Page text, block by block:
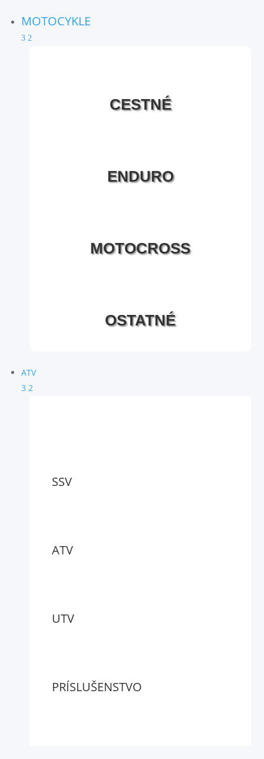
MOTOCYKLE
3 2
CESTNÉ
ENDURO
MOTOCROSS
OSTATNÉ
ATV
3 2
SSV
ATV
UTV
PRÍSLUŠENSTVO